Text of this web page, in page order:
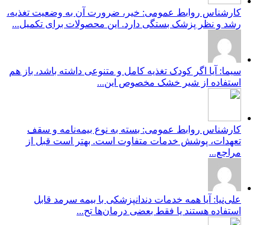
کارشناس روابط عمومی: خیر، ضرورت آن به وضعیت تغذیه،
رشد و نظر پزشک بستگی دارد. این محصولات برای تکمیل...
سیما: آیا اگر کودک تغذیه کامل و متنوعی داشته باشد، باز هم
استفاده از شیر خشک مخصوص این...
کارشناس روابط عمومی: بسته به نوع بیمه‌نامه و سقف
تعهدات، پوشش خدمات متفاوت است. بهتر است قبل از
مراجع...
علی‌نیا: آیا همه خدمات دندانپزشکی با بیمه سرمد قابل
استفاده هستند یا فقط بعضی درمان‌ها تح...